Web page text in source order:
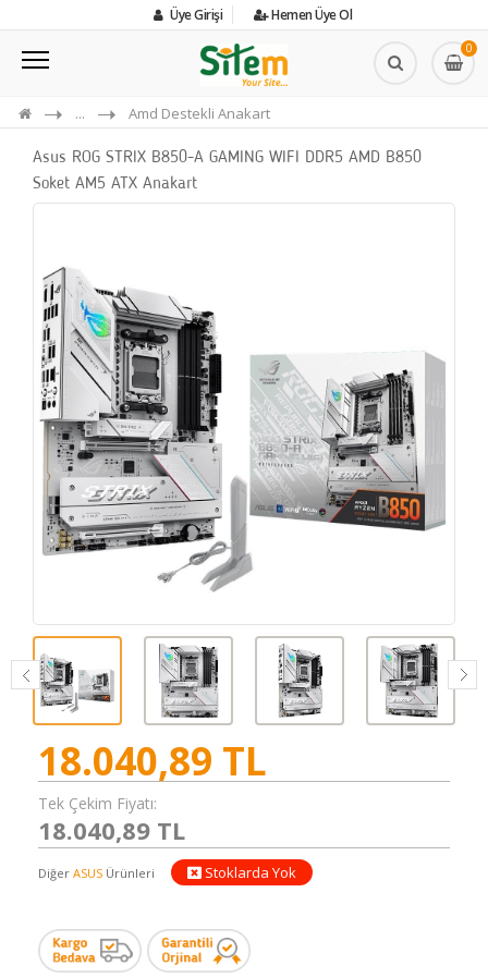
Üye Girişi Hemen Üye Ol
0
... Amd Destekli Anakart
Asus ROG STRIX B850-A GAMING WIFI DDR5 AMD B850
Soket AM5 ATX Anakart
18.040,89 TL
Tek Çekim Fiyatı:
18.040,89 TL
Diğer ASUS Ürünleri Stoklarda Yok